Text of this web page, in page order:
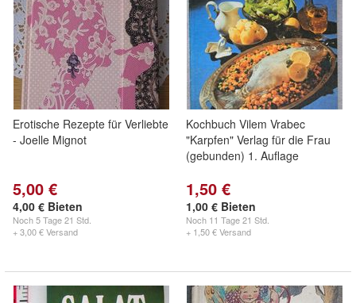
Erotische Rezepte für Verliebte
- Joelle Mignot
5,00 €
4,00 € Bieten
Noch5 Tage 21 Std.
+ 3,00 € Versand
Kochbuch Vilem Vrabec
"Karpfen" Verlag für die Frau
(gebunden) 1. Auflage
1,50 €
1,00 € Bieten
Noch 11 Tage 21 Std.
+ 1,50 € Versand